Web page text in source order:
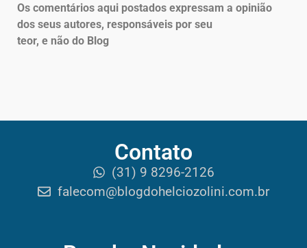
Os comentários aqui postados expressam a opinião
dos seus autores, responsáveis por seu
teor, e não do Blog
Contato
(31) 9 8296-2126
falecom@blogdohelciozolini.com.br